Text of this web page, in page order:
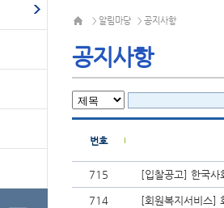
> 알림마당 > 공지사항
공지사항
번호
715 [입찰공고] 한국사
714 [회원복지서비스]